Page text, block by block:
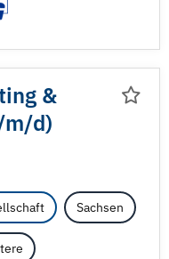
&
m/d)
Sachsen